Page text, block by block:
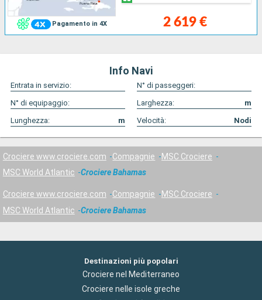
Pagamento in 4X 2 619 €
Info Navi
Entrata in servizio:
N° di passeggeri:
N° di equipaggio:
Larghezza:
m
Lunghezza:
m Velocità: Nodi
Crociere www.crociere.com Compagnie
MSC Crociere
MSC World Atlantic
Crociere Bahamas
Crociere www.crociere.com Compagnie
MSC Crociere
MSC World Atlantic
Crociere Bahamas
Destinazioni più popolari
Crociere nel Mediterraneo
Crociere nelle isole greche